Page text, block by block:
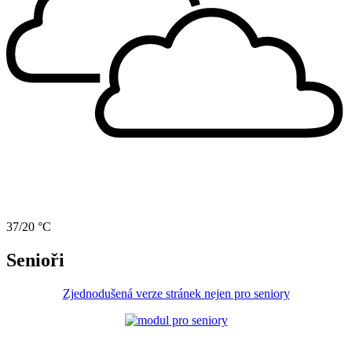
37/20 °C
Senioři
Zjednodušená verze stránek nejen pro seniory